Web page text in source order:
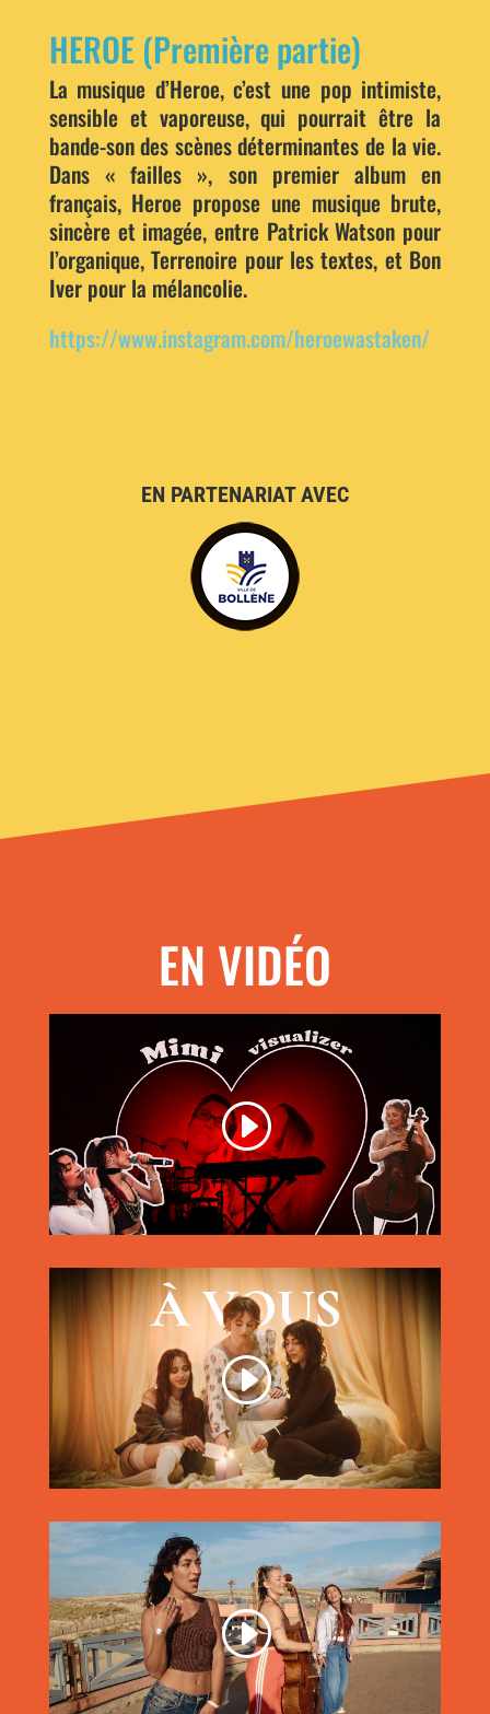
HEROE (Première partie)
La musique d’Heroe, c’est une pop intimiste,
sensible et vaporeuse, qui pourrait être la
bande-son des scènes déterminantes de la vie.
Dans « failles », son premier album en
français, Heroe propose une musique brute,
sincère et imagée, entre Patrick Watson pour
l’organique, Terrenoire pour les textes, et Bon
Iver pour la mélancolie.
https://www.instagram.com/heroewastaken/
EN PARTENARIAT AVEC
EN VIDÉO